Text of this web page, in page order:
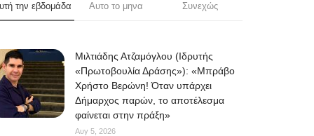
την εβδομάδα Αυτο το μηνα Συνεχώς
Μιλτιάδης Ατζαμόγλου (Ιδρυτής
«Πρωτοβουλία Δράσης»): «Μπράβο
Χρήστο Βερώνη! Όταν υπάρχει
Δήμαρχος παρών, το αποτέλεσμα
φαίνεται στην πράξη»
Αυγ 5, 2026